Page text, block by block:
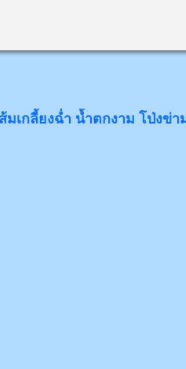
ำ น้ำตกงาม โป่งข่ามขลัง วั